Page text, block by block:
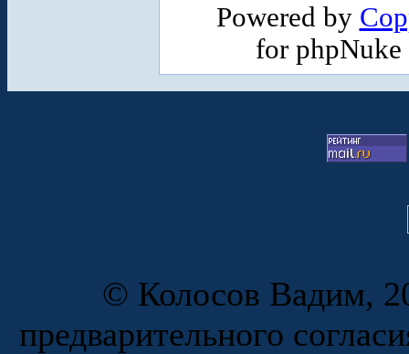
Powered by
for
© Колосов Вадим,
предварительного